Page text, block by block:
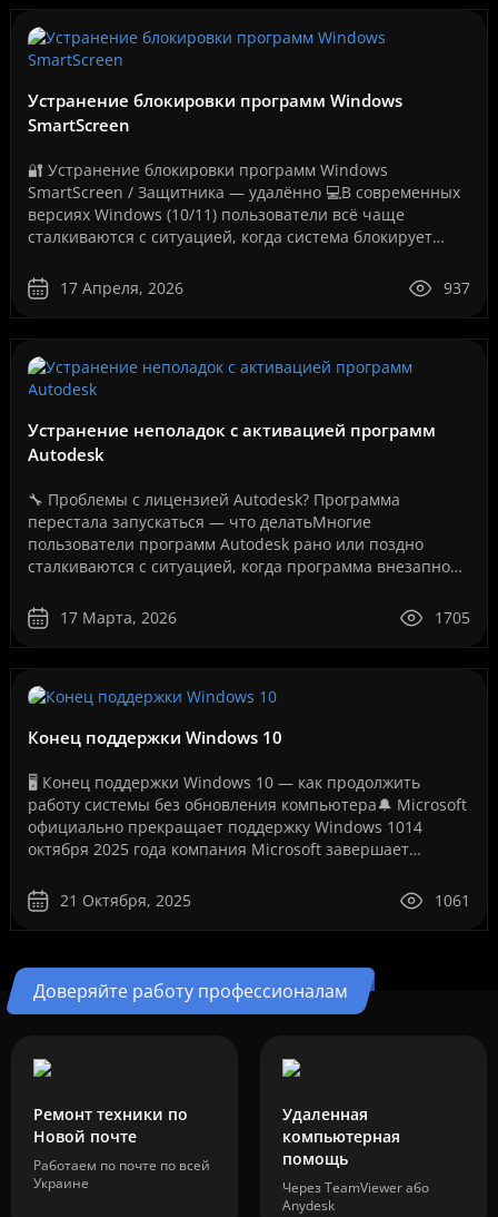
Устранение блокировки программ Windows
SmartScreen
🔐 Устранение блокировки программ Windows
SmartScreen / Защитника — удалённо 💻В современных
версиях Windows (10/11) пользователи всё чаще
сталкиваются с ситуацией, когда система блокирует
Как на вашем ..
17 Апреля, 2026 937
Устранение неполадок с активацией программ
Autodesk
🔧 Проблемы с лицензией Autodesk? Программа
перестала запускаться — что делатьМногие
пользователи программ Autodesk рано или поздно
сталкиваются с ситуацией, когда программа внезапно
ошибке лицензии.Эт..
17 Марта, 2026 1705
Конец поддержки Windows 10
🖥️ Конец поддержки Windows 10 — как продолжить
работу системы без обновления компьютера🔔 Microsoft
официально прекращает поддержку Windows 1014
октября 2025 года компания Microsoft завершает
10. Это ..21 Октября, 2025 1061
Доверяйте работу профессионалам
Ремонт техники по
Новой почте
Работаем по почте по всей
Украине
Удаленная
компьютерная
помощь
Через TeamViewer або
Anydesk